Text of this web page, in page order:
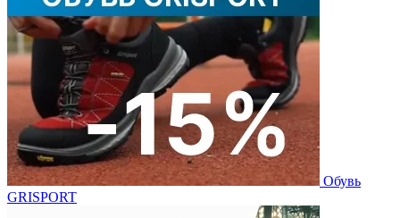
Обувь
GRISPORT